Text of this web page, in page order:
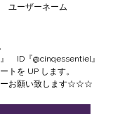
ユーザーネーム
』 ID『@cinqessentiel』
トを UP します。
ーお願い致します☆☆☆